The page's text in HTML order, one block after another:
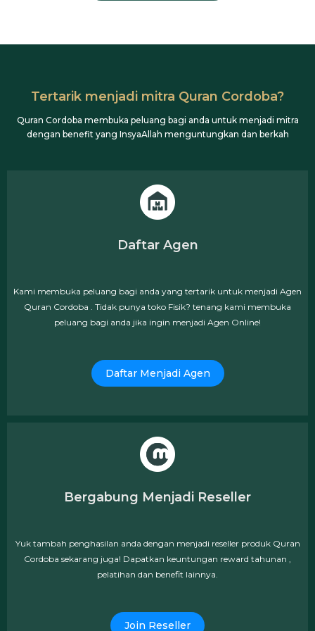
Tertarik menjadi mitra Quran Cordoba?
Quran Cordoba membuka peluang bagi anda untuk menjadi mitra
dengan benefit yang InsyaAllah menguntungkan dan berkah
Daftar Agen
Kami membuka peluang bagi anda yang tertarik untuk menjadi Agen
Quran Cordoba . Tidak punya toko Fisik? tenang kami membuka
peluang bagi anda jika ingin menjadi Agen Online!
Daftar Menjadi Agen
Bergabung Menjadi Reseller
Yuk tambah penghasilan anda dengan menjadi reseller produk Quran
Cordoba sekarang juga! Dapatkan keuntungan reward tahunan ,
pelatihan dan benefit lainnya.
Join Reseller